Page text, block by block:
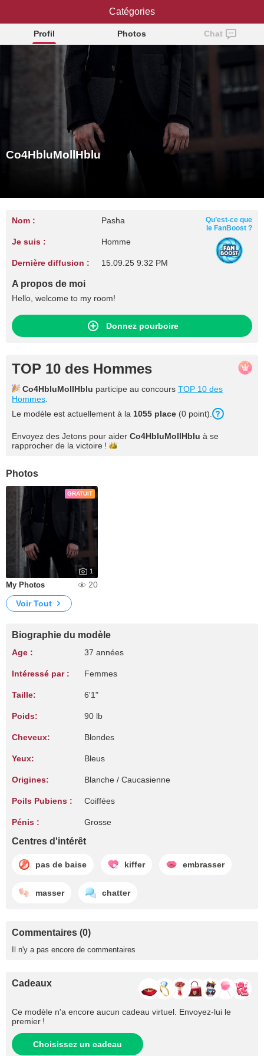
Co4HbluMollHblu
Profil Photos Chat
Co4HbluMollHblu
Nom : Pasha
Je suis : Homme
Dernière diffusion : 15.09.25 9:32 PM
Qu’est-ce que
le FanBoost ?
A propos de moi
Hello, welcome to my room!
Donnez pourboire
TOP 10 des Hommes
Co4HbluMollHblu participe au concours TOP 10 des
Hommes
Le modèle est actuellement à la 1055 place (0 point).
Envoyez des Jetons pour aider Co4HbluMollHblu à se
rapprocher de la victoire !
Photos
GRATUIT
1
My Photos
20
Voir Tout
Biographie du modèle
Age : 37 années
Intéressé par : Femmes
Taille: 6'1"
Poids: 90 lb
Cheveux: Blondes
Yeux: Bleus
Origines: Blanche / Caucasienne
Poils Pubiens : Coiffées
Pénis : Grosse
Centres d'intérêt
pas de baise kiffer embrasser
masser chatter
Commentaires (0)
Il n'y a pas encore de commentaires
Cadeaux
Ce modèle n'a encore aucun cadeau virtuel. Envoyez-lui le
premier !
Choisissez un cadeau
Catégories